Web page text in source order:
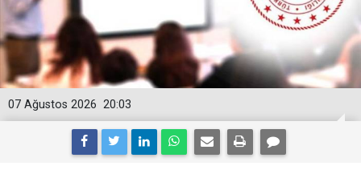
20:03
07 Ağustos 2026